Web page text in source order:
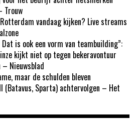
Trouw
vandaag kijken? Live streams
Dat is ook een vorm van teambuilding”:
kijkt niet op tegen bekeravontuur
Nieuwsblad
maar de schulden bleven
Sparta) achtervolgen – Het